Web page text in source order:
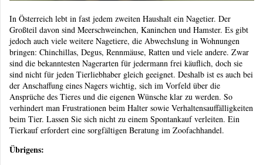
In Österreich lebt in fast jedem zweiten Haushalt ein Nagetier. Der
Großteil davon sind Meerschweinchen, Kaninchen und Hamster. Es gibt
jedoch auch viele weitere Nagetiere, die Abwechslung in Wohnungen
bringen: Chinchillas, Degus, Rennmäuse, Ratten und viele andere. Zwar
sind die bekanntesten Nagerarten für jedermann frei käuflich, doch sie
sind nicht für jeden Tierliebhaber gleich geeignet. Deshalb ist es auch bei
der Anschaffung eines Nagers wichtig, sich im Vorfeld über die
Ansprüche des Tieres und die eigenen Wünsche klar zu werden. So
verhindert man Frustrationen beim Halter sowie Verhaltensauffälligkeiten
beim Tier. Lassen Sie sich nicht zu einem Spontankauf verleiten. Ein
Tierkauf erfordert eine sorgfältigen Beratung im Zoofachhandel.
Übrigens: